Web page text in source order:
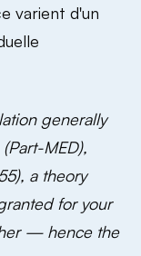
varient d'un
generally
MED),
a theory
for your
— hence the